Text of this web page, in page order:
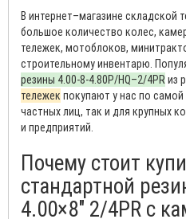
В интернет–магазине складской
большое количество колес,
тележек, мотоблоков,
строительному инвентарю.
резины 4.00-8-4.80P/HQ–2/4PRиз
тележек покупают у нас по
частных лиц, так и для крупных
и предприятий.
Почему стоит
стандартной
4.00×8″ 2/4PR с